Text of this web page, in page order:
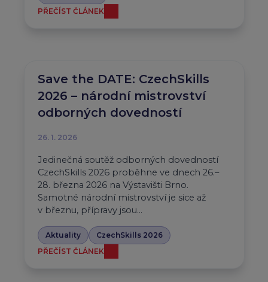
PŘEČÍST ČLÁNEK
Save the DATE: CzechSkills
2026 – národní mistrovství
odborných dovedností
26. 1. 2026
Jedinečná soutěž odborných dovedností
CzechSkills 2026 proběhne ve dnech 26.–
28. března 2026 na Výstavišti Brno.
Samotné národní mistrovství je sice až
v březnu, přípravy jsou…
Aktuality
CzechSkills 2026
PŘEČÍST ČLÁNEK